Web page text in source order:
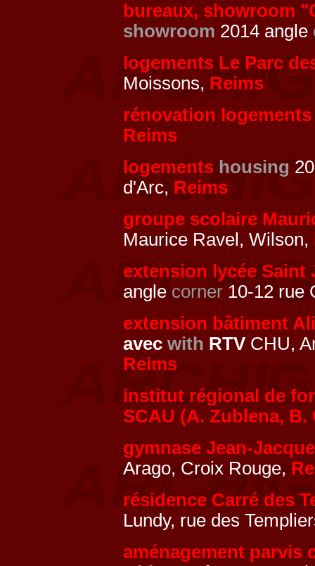
bureaux, showroom
showroom 2014 angle
logements Le Parc
Moissons, Reims
rénovation logements
Reims
logements housing
d'Arc, Reims
groupe scolaire
Maurice Ravel, Wilson,
extension lycée Saint
angle corner 10-12 rue
extension bâtiment
avec with RTV CHU,
Reims
institut régional de
SCAU (A. Zublena, B.
gymnase Jean-
Arago, Croix Rouge,
résidence Carré des
Lundy, rue des
aménagement parvis